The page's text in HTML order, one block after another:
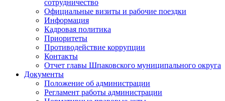
сотрудничество
Официальные визиты и рабочие поездки
Информация
Кадровая политика
Приоритеты
Противодействие коррупции
Контакты
Отчет главы Шпаковского муниципального округа
Документы
Положение об администрации
Регламент работы администрации